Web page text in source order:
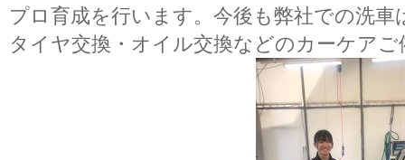
プロ育成を行います。今後も弊社での洗
タイヤ交換・オイル交換などのカーケア